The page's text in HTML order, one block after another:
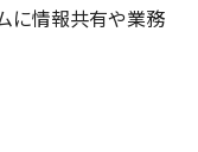
に情報共有や業務